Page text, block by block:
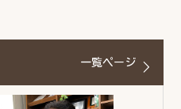
一覧ページ